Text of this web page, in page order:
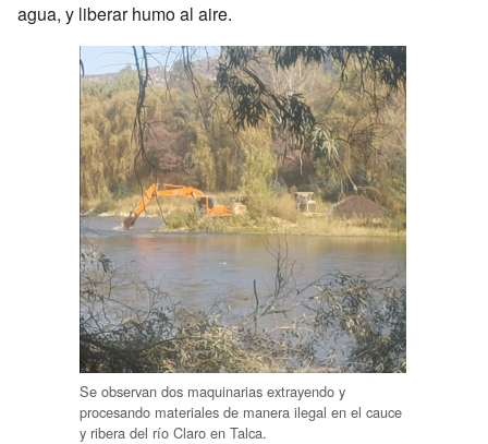
agua, y liberar humo al aire.
Se observan dos maquinarias extrayendo y
procesando materiales de manera ilegal en el cauce
y ribera del río Claro en Talca.